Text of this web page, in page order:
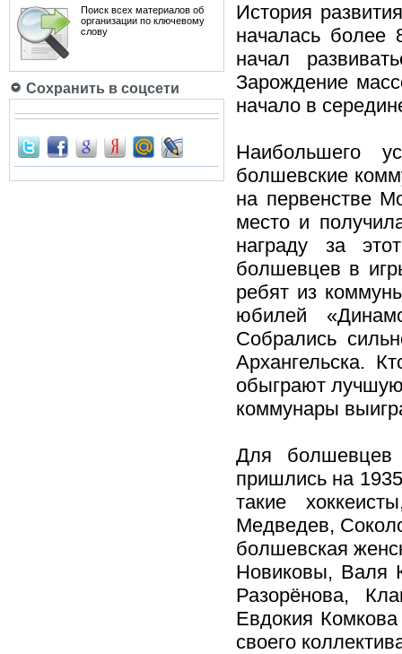
Поиск всех материалов об
организации по ключевому
слову
Сохранить в соцсети
История
началась
начал
Зарождение
начало в
Наибольшего
болшевские
на первенстве
место и
награду за
болшевцев в
ребят из
юбилей
Собрались
Архангельска.
обыграют
коммунары
Для болшевцев
пришлись на
такие
Медведев,
болшевская
Новиковы, Валя
Разорёнова,
Евдокия
своего